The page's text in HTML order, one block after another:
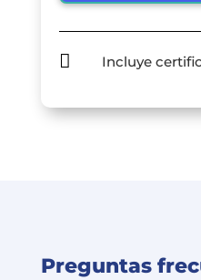
 Incluye
Preguntas